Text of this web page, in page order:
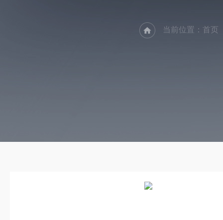
当前位置： 首页